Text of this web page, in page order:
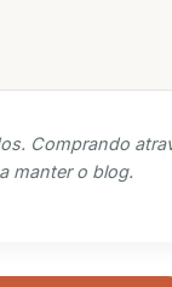
Comprando
manter o blog.